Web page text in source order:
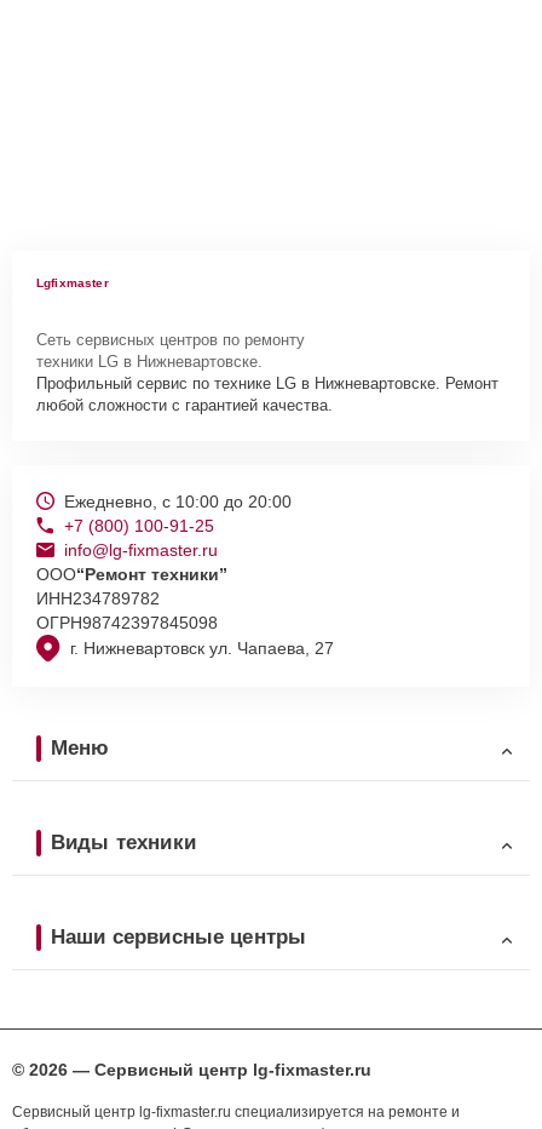
Lgfixmaster
Сеть сервисных центров по ремонту
техники LG в Нижневартовске.
Профильный сервис по технике LG в Нижневартовске. Ремонт
любой сложности с гарантией качества.
г. Нижневартовск ул. Чапаева, 27
Ежедневно, с 10:00 до 20:00
+7 (800) 100-91-25
info@lg-fixmaster.ru
ООО“Ремонт техники”
ИНН234789782
ОГРН98742397845098
Меню
Виды техники
Наши сервисные центры
© 2026 — Сервисный центр lg-fixmaster.ru
Сервисный центр lg-fixmaster.ru специализируется на ремонте и